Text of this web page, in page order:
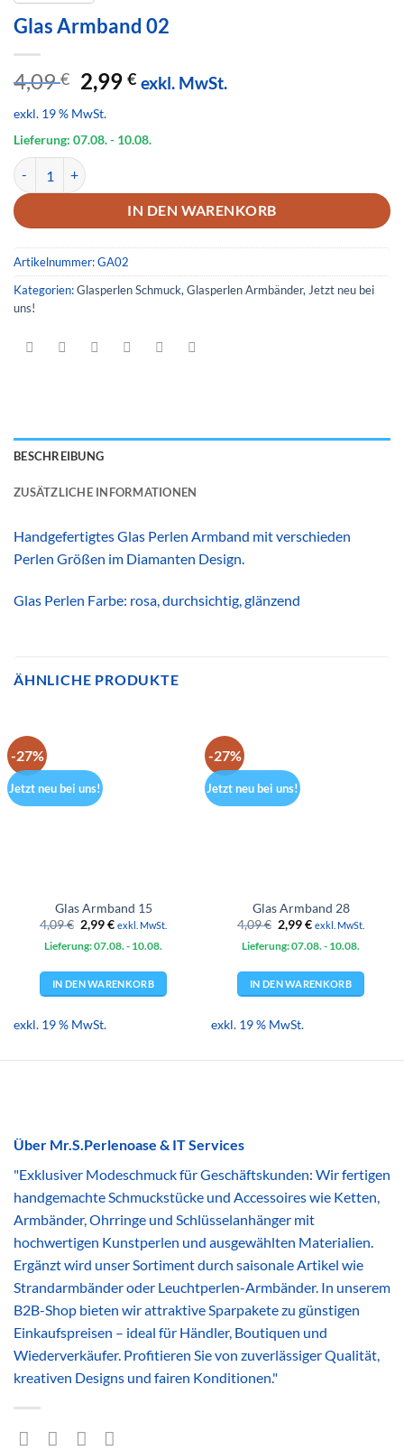
Glas Armband 02
4,09€ Ursprünglicher
Preis
war:
4,09 €
2,99€Aktueller
2,99 €.
exkl. MwSt.
exkl. 19 % MwSt.
Lieferung: 07.08.- 10.08.
Glas Armband 02 Menge
IN DEN WARENKORB
Artikelnummer:GA02
Kategorien:Glasperlen Schmuck, Glasperlen Armbänder, Jetzt neu bei
uns!
BESCHREIBUNG
ZUSÄTZLICHE INFORMATIONEN
Handgefertigtes Glas Perlen Armband mit verschieden
Perlen Größen im Diamanten Design.
Glas Perlen Farbe: rosa, durchsichtig, glänzend
ÄHNLICHE PRODUKTE
-27%
Jetzt neu bei uns!
Glas Armband 15
4,09€ Ursprünglicher
Preis
war:
2,99€Aktueller
ist:
exkl. MwSt.
Lieferung: 07.08. - 10.08.
IN DEN WARENKORB
exkl. 19 % MwSt.
-27%
Jetzt neu bei uns!
Glas Armband 28
4,09€ Ursprünglicher
Preis
war:
2,99€Aktueller
ist:
exkl. MwSt.
Lieferung: 07.08. - 10.08.
IN DEN WARENKORB
exkl. 19 % MwSt.
Über Mr.S.Perlenoase & IT Services
"Exklusiver Modeschmuck für Geschäftskunden: Wir fertigen
handgemachte Schmuckstücke und Accessoires wie Ketten,
Armbänder, Ohrringe und Schlüsselanhänger mit
hochwertigen Kunstperlen und ausgewählten Materialien.
Ergänzt wird unser Sortiment durch saisonale Artikel wie
Strandarmbänder oder Leuchtperlen-Armbänder. In unserem
B2B-Shop bieten wir attraktive Sparpakete zu günstigen
Einkaufspreisen – ideal für Händler, Boutiquen und
Wiederverkäufer. Profitieren Sie von zuverlässiger Qualität,
kreativen Designs und fairen Konditionen."